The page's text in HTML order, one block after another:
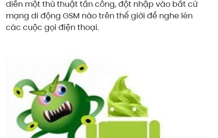
diễn một thủ thuật tấn công, đột nhập vào bất cứ
mạng di động GSM nào trên thế giới để nghe lén
các cuộc gọi điện thoại.